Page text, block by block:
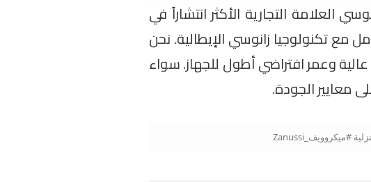
العلامة التجارية الأكثر انتشاراً في
مع تكنولوجيا زانوسي الإيطالية. نحن
وعمر افتراضي أطول للجهاز. سواء
معايير الجودة.